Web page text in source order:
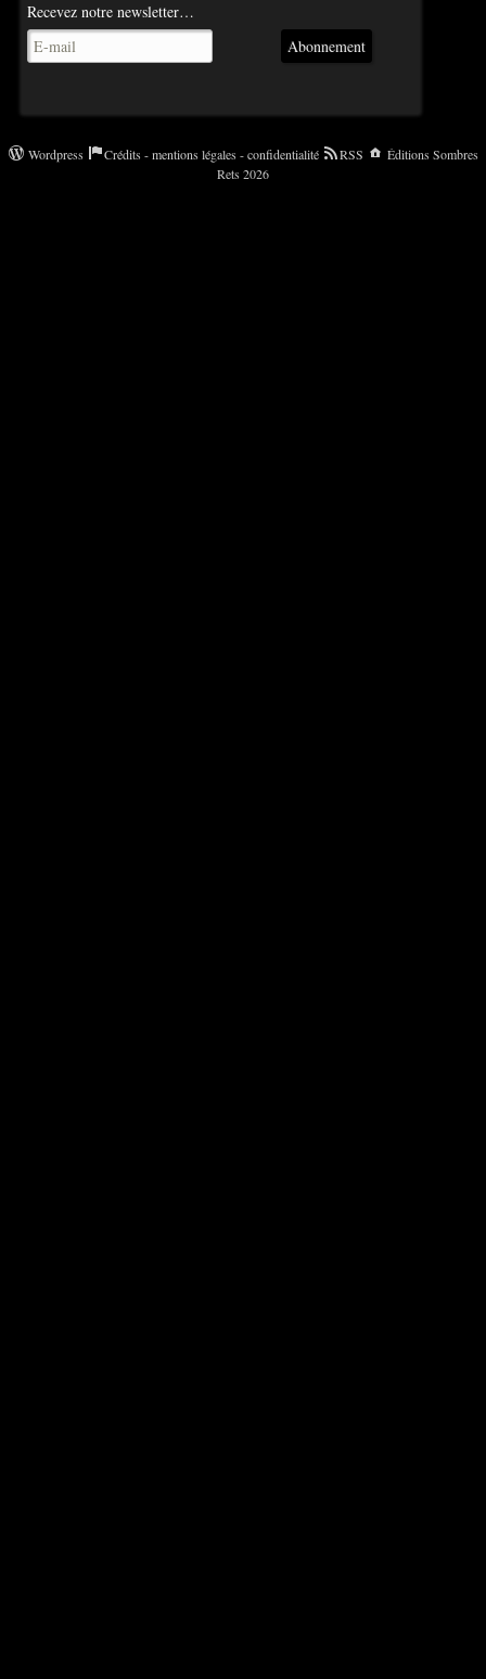
Recevez notre newsletter…
Abonnement
Wordpress Crédits - mentions légales - confidentialité RSS
Éditions Sombres
Rets 2026